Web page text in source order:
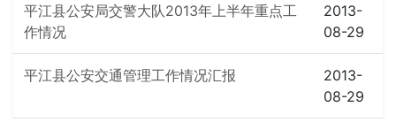
平江县公安局交警大队2013年上半年重点工
作情况
2013-
08-29
平江县公安交通管理工作情况汇报
2013-
08-29